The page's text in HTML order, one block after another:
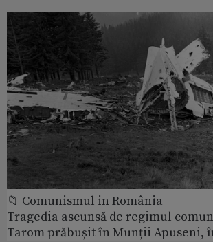
📁 Comunismul in România
Tragedia ascunsă de regimul
Tarom prăbușit în Munții Apuseni,